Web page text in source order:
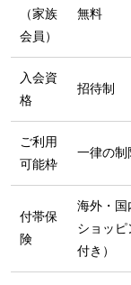
（家族
会員）
無料
入会資
格
招待制
ご利用
可能枠
一律の制
付帯保
険
海外・国
ショッ
付き）